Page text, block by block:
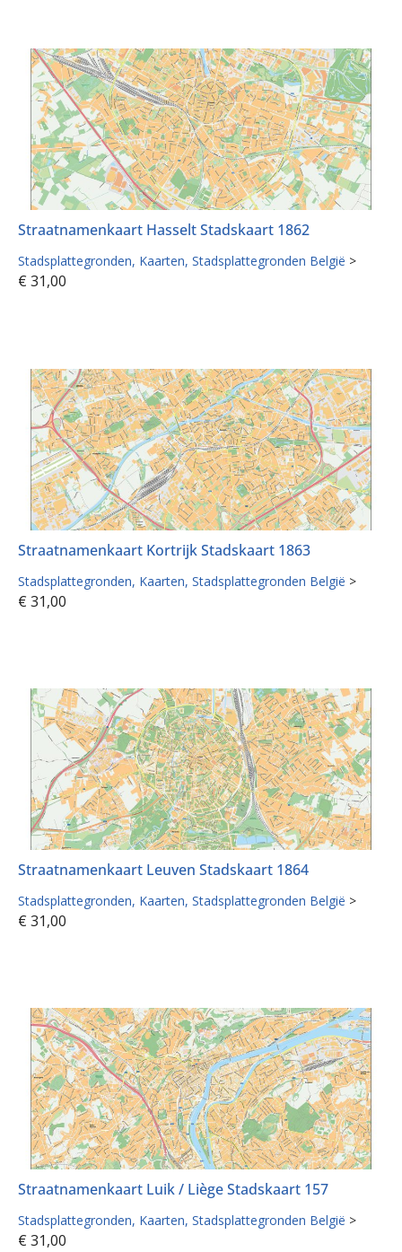
Straatnamenkaart Hasselt Stadskaart 1862
Stadsplattegronden Kaarten Stadsplattegronden België >
€ 31,00
Straatnamenkaart Kortrijk Stadskaart 1863
Stadsplattegronden Kaarten Stadsplattegronden België >
€ 31,00
Straatnamenkaart Leuven Stadskaart 1864
Stadsplattegronden Kaarten Stadsplattegronden België >
€ 31,00
Straatnamenkaart Luik / Liège Stadskaart 157
Stadsplattegronden Kaarten Stadsplattegronden België >
€ 31,00